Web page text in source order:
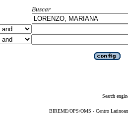
Buscar
Search
BIREME/OPS/OMS - Centro